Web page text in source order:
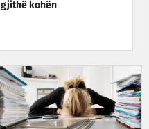
gjithë kohën